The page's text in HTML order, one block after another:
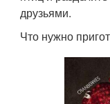
друзьями.
Что нужно